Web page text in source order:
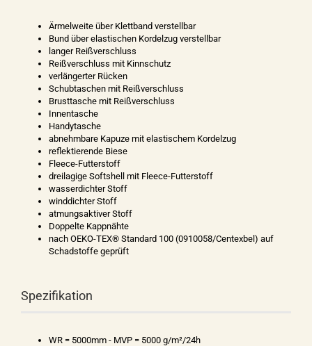
Ärmelweite über Klettband verstellbar
Bund über elastischen Kordelzug verstellbar
langer Reißverschluss
Reißverschluss mit Kinnschutz
verlängerter Rücken
Schubtaschen mit Reißverschluss
Brusttasche mit Reißverschluss
Innentasche
Handytasche
abnehmbare Kapuze mit elastischem Kordelzug
reflektierende Biese
Fleece-Futterstoff
dreilagige Softshell mit Fleece-Futterstoff
wasserdichter Stoff
winddichter Stoff
atmungsaktiver Stoff
Doppelte Kappnähte
nach OEKO-TEX® Standard 100 (0910058/Centexbel) auf
Schadstoffe geprüft
Spezifikation
WR = 5000mm - MVP = 5000 g/m²/24h